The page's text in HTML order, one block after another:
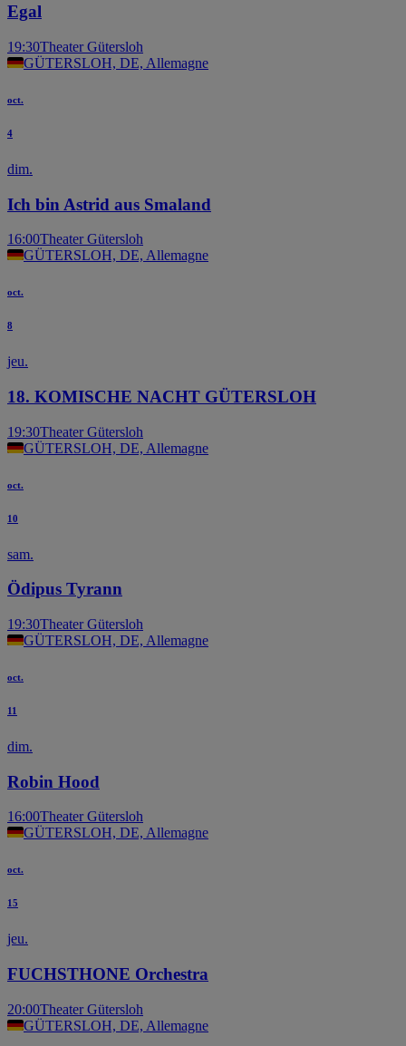
Egal
19:30Theater Gütersloh
GÜTERSLOH, DE, Allemagne
oct.
4
dim.
Ich bin Astrid aus Smaland
16:00Theater Gütersloh
GÜTERSLOH, DE, Allemagne
oct.
8
jeu.
18. KOMISCHE NACHT GÜTERSLOH
19:30Theater Gütersloh
GÜTERSLOH, DE, Allemagne
oct.
10
sam.
Ödipus Tyrann
19:30Theater Gütersloh
GÜTERSLOH, DE, Allemagne
oct.
11
dim.
Robin Hood
16:00Theater Gütersloh
GÜTERSLOH, DE, Allemagne
oct.
15
jeu.
FUCHSTHONE Orchestra
20:00Theater Gütersloh
GÜTERSLOH, DE, Allemagne